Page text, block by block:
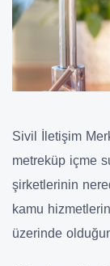
Sivil İletişim
metreküp içme
şirketlerinin
kamu
üzerinde